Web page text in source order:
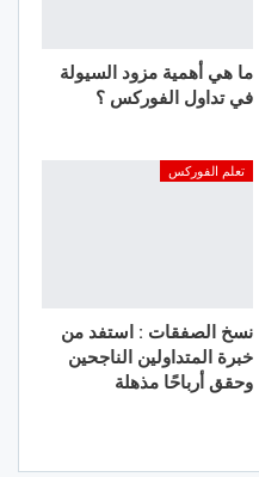
ما هي أهمية مزود السيولة
في تداول الفوركس ؟
تعلم الفوركس
نسخ الصفقات : استفد من
خبرة المتداولين الناجحين
وحقق أرباحًا مذهلة